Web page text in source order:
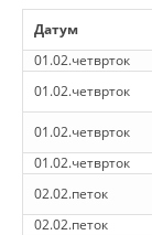
Датум
01.02.четврток
01.02.четврток
01.02.четврток
01.02.четврток
02.02.петок
02.02.петок